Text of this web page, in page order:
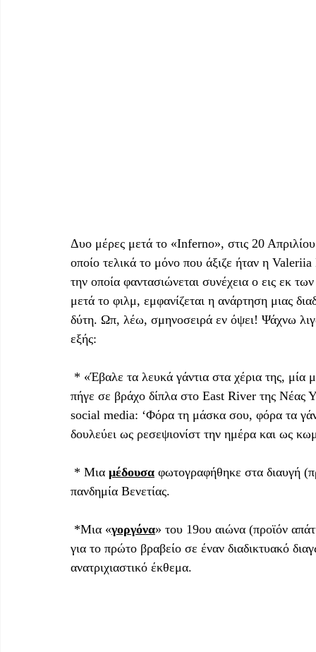
Δυο μέρες μετά το «Inferno», στις 20
οποίο τελικά το μόνο που άξιζε ήταν η
την οποία φαντασιώνεται συνέχεια ο εις εκ
μετά το φιλμ, εμφανίζεται η ανάρτηση μιας
δύτη. Ωπ, λέω, σμηνοσειρά εν όψει! Ψάχνω
εξής:
* «Έβαλε τα λευκά γάντια στα χέρια της,
πήγε σε βράχο δίπλα στο East River της Νέας
social media: ‘Φόρα τη μάσκα σου, φόρα τα
δουλεύει ως ρεσεψιονίστ την ημέρα και ως
* Μια μέδουσα φωτογραφήθηκε στα διαυγή
πανδημία Βενετίας.
*Μια «γοργόνα» του 19ου αιώνα (προϊόν
για το πρώτο βραβείο σε έναν διαδικτυακό
ανατριχιαστικό έκθεμα.